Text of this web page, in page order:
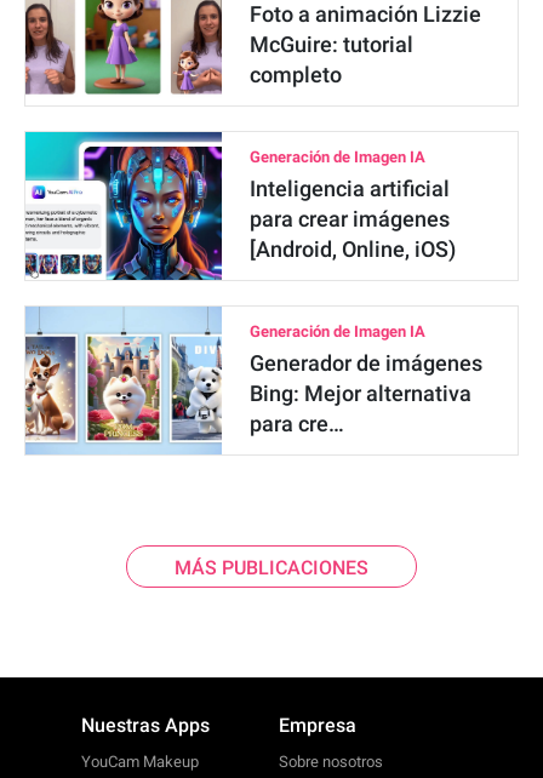
Foto a animación Lizzie
McGuire: tutorial
completo
Generación de Imagen IA
Inteligencia artificial
para crear imágenes
[Android, Online, iOS)
Generación de Imagen IA
Generador de imágenes
Bing: Mejor alternativa
para cre…
MÁS PUBLICACIONES
Nuestras Apps
YouCam Makeup
Empresa
Sobre nosotros